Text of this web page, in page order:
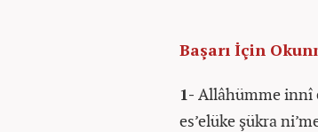
Başarı İçin
1- Allâhümme innî
es’elüke şükra